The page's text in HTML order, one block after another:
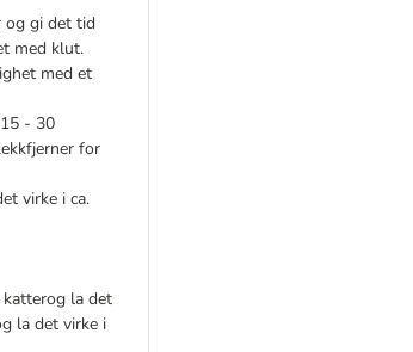
og gi det tid
med klut.
med et
- 30
for
virke i ca.
la det
la det virke i